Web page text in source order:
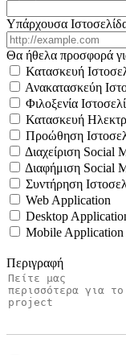
Υπάρχουσα
Θα ήθελα προσφορά
Κατασκευή
Ανακατασκεύη
Φιλοξενία
Κατασκευή
Προώθηση
Διαχείριση Social
Διαφήμιση Social
Συντήρηση
Web Application
Desktop
Mobile Application
Περιγραφή